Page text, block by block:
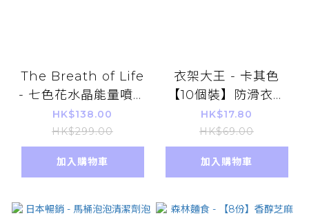
The Breath of Life
- 七色花水晶能量噴霧
(吸收正能量) 100ml
HK$138.00
HK$299.00
加入購物車
衣架大王 - 卡其色
【10個裝】防滑衣架
多功能耐用 无痕金属
成人晾衫架 晾褲曬衫
HK$17.80
HK$69.00
加入購物車